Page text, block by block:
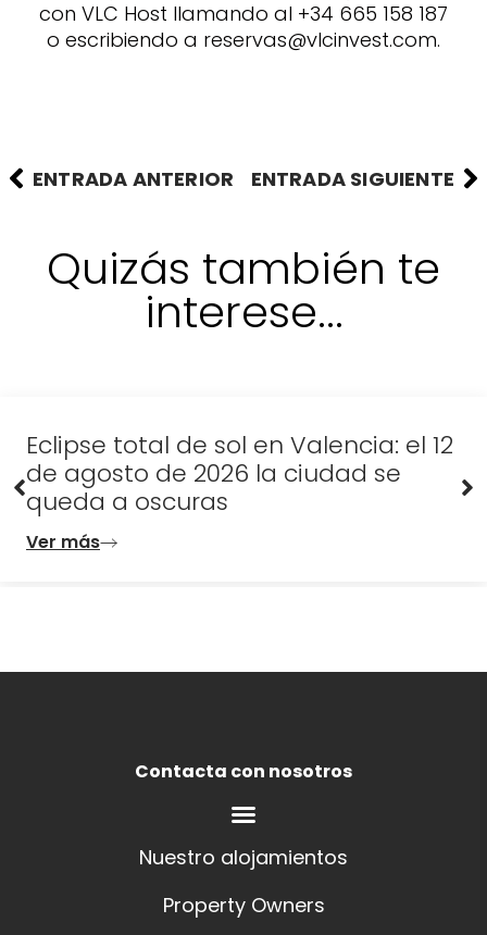
con VLC Host llamando al +34 665 158 187
o escribiendo a reservas@vlcinvest.com.
ENTRADA ANTERIOR ENTRADA SIGUIENTE
Quizás también te
interese...
Eclipse total de sol en Valencia: el 12
de agosto de 2026 la ciudad se
queda a oscuras
Ver más
Contacta con nosotros
Nuestro alojamientos
Property Owners